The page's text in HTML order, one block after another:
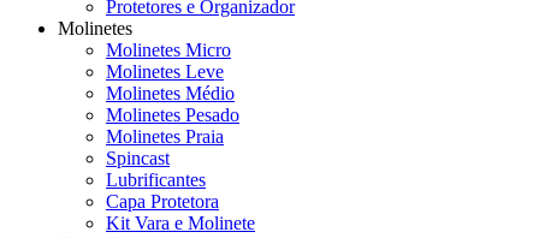
Protetores e Organizador
Molinetes
Molinetes Micro
Molinetes Leve
Molinetes Médio
Molinetes Pesado
Molinetes Praia
Spincast
Lubrificantes
Capa Protetora
Kit Vara e Molinete